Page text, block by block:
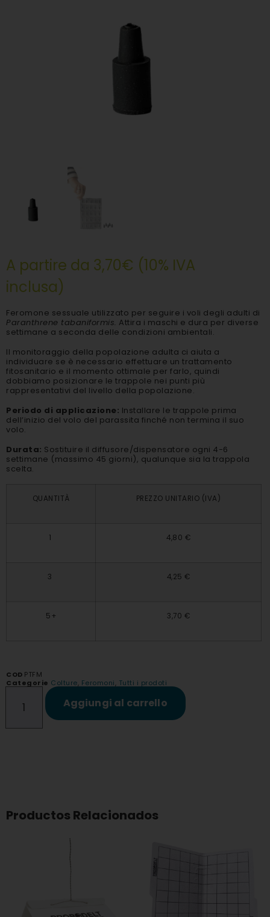
A partire da 3,70€ (10% IVA
inclusa)
Feromone sessuale utilizzato per seguire i voli degli adulti di
Paranthrene tabaniformis. Attira i maschi e dura per diverse
settimane a seconda delle condizioni ambientali.
Il monitoraggio della popolazione adulta ci aiuta a
individuare se è necessario effettuare un trattamento
fitosanitario e il momento ottimale per farlo, quindi
dobbiamo posizionare le trappole nei punti più
rappresentativi del livello della popolazione.
Periodo di applicazione: Installare le trappole prima
dell’inizio del volo del parassita finché non termina il suo
volo.
Durata: Sostituire il diffusore/dispensatore ogni 4-6
settimane (massimo 45 giorni), qualunque sia la trappola
scelta.
QUANTITÀ PREZZO UNITARIO (IVA)
1 4,80 €
3 4,25 €
5+ 3,70 €
COD PTFM
Categorie Colture, Feromoni, Tutti i prodoti
Aggiungi al carrello
Productos Relacionados